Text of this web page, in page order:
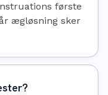
første
ægløsning sker